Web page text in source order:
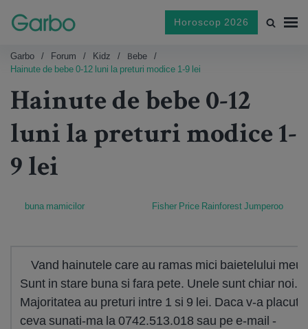
Horoscop 2026
Garbo Forum Kidz
Bebe
Hainute de bebe 0-12 luni la preturi modice 1-9 lei
Hainute de bebe 0-12
luni la preturi modice 1-
9 lei
buna mamicilor Fisher Price Rainforest Jumperoo
Vand hainutele care au ramas mici baietelului meu.
Sunt in stare buna si fara pete. Unele sunt chiar noi.
Majoritatea au preturi intre 1 si 9 lei. Daca v-a placut
ceva sunati-ma la 0742.513.018 sau pe e-mail -